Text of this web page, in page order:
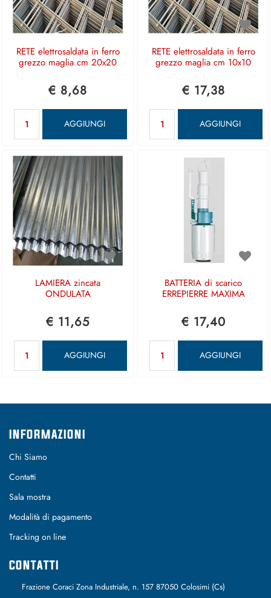
RETE elettrosaldata in ferro
grezzo maglia cm 20x20
€ 8,68
AGGIUNGI
RETE elettrosaldata in ferro
grezzo maglia cm 10x10
€ 17,38
AGGIUNGI
LAMIERA zincata
ONDULATA
€ 11,65
AGGIUNGI
BATTERIA di scarico
ERREPIERRE MAXIMA
€ 17,40
AGGIUNGI
INFORMAZIONI
Chi Siamo
Contatti
Sala mostra
Modalità di pagamento
Tracking on line
CONTATTI
Frazione Coraci Zona Industriale, n. 157 87050 Colosimi (Cs)